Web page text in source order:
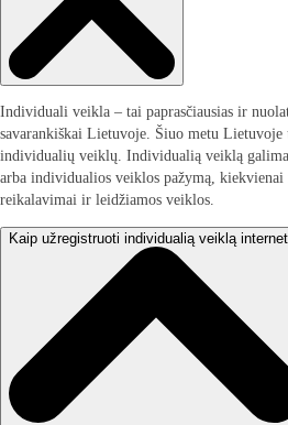
Individuali veikla – tai paprasčiausias ir
savarankiškai Lietuvoje. Šiuo metu Lietuvoje
individualių veiklų. Individualią veiklą
arba individualios veiklos pažymą,
reikalavimai ir leidžiamos veiklos.
Kaip užregistruoti individualią veiklą